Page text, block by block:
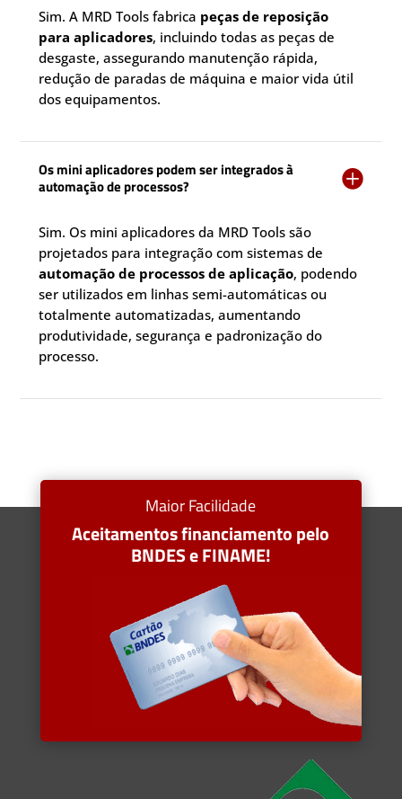
Sim. A MRD Tools fabrica peças de reposição
para aplicadores, incluindo todas as peças de
desgaste, assegurando manutenção rápida,
redução de paradas de máquina e maior vida útil
dos equipamentos.
Os mini aplicadores podem ser integrados à
automação de processos?

Sim. Os mini aplicadores da MRD Tools são
projetados para integração com sistemas de
automação de processos de aplicação, podendo
ser utilizados em linhas semi-automáticas ou
totalmente automatizadas, aumentando
produtividade, segurança e padronização do
processo.
Maior Facilidade
Aceitamentos financiamento pelo
BNDES e FINAME!